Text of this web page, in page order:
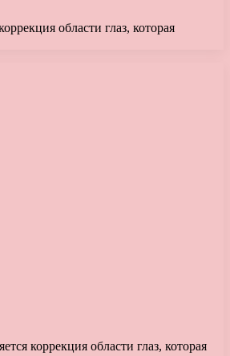
области глаз, которая
коррекция области глаз, которая